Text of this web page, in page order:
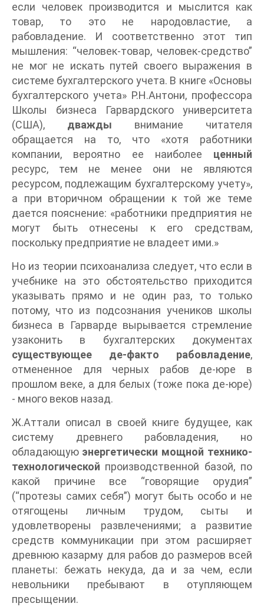
если человек производится и мыслится как
товар, то это не народовластие, а
рабовладение. И соответственно этот тип
мышления: “человек-товар, человек-средство”
не мог не искать путей своего выражения в
системе бухгалтерского учета. В книге «Основы
бухгалтерского учета» Р.Н.Антони, профессора
Школы бизнеса Гарвардского университета
(США), дважды внимание читателя
обращается на то, что «хотя работники
компании, вероятно ее наиболее ценный
ресурс, тем не менее они не являются
ресурсом, подлежащим бухгалтерскому учету»,
а при вторичном обращении к той же теме
дается пояснение: «работники предприятия не
могут быть отнесены к его средствам,
поскольку предприятие не владеет ими.»
Но из теории психоанализа следует, что если в
учебнике на это обстоятельство приходится
указывать прямо и не один раз, то только
потому, что из подсознания учеников школы
бизнеса в Гарварде вырывается стремление
узаконить в бухгалтерских документах
существующее де-факто рабовладение,
отмененное для черных рабов де-юре в
прошлом веке, а для белых (тоже пока де-юре)
- много веков назад.
Ж.Аттали описал в своей книге будущее, как
систему древнего рабовладения, но
обладающую энергетически мощной технико-
технологической производственной базой, по
какой причине все “говорящие орудия”
(“протезы самих себя”) могут быть особо и не
отягощены личным трудом, сыты и
удовлетворены развлечениями; а развитие
средств коммуникации при этом расширяет
древнюю казарму для рабов до размеров всей
планеты: бежать некуда, да и за чем, если
невольники пребывают в отупляющем
пресыщении.